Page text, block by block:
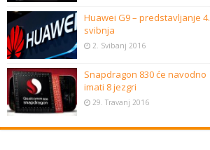
Huawei G9 – predstavljanje 4.
svibnja
2. Svibanj 2016
Snapdragon 830 će navodno
imati 8 jezgri
29. Travanj 2016